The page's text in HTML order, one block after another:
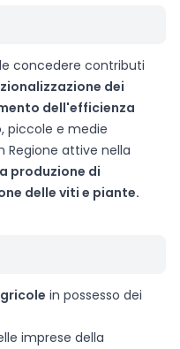
concedere contributi
dei
dell'efficienza
piccole e medie
Regione attive nella
produzione di
delle viti e piante.
in possesso dei
imprese della